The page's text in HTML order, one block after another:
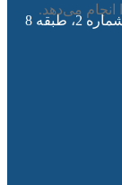
تهران، میدان فاطمی، ابتدای خیابان چهلستون، شماره 2، طبقه 8